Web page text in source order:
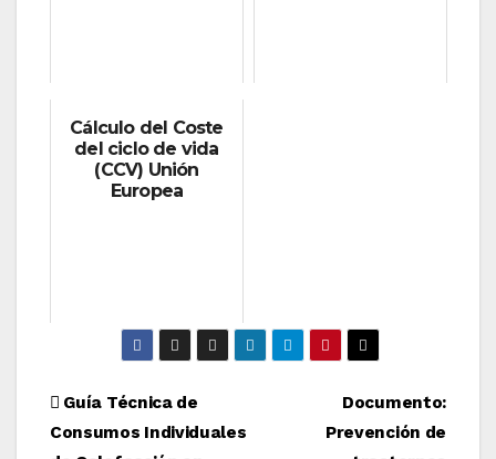
Cálculo del Coste
del ciclo de vida
(CCV) Unión
Europea
Navegación
Documento:
Prevención de
Guía Técnica de
Consumos Individuales